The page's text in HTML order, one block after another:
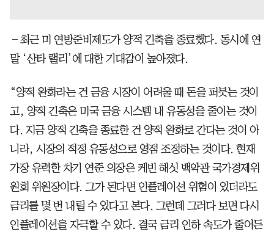
―최근 미 연방준비제도가 양적 긴축을 종료했다. 동시에 연
말 ‘산타 랠리’에 대한 기대감이 높아졌다.
“양적 완화라는 건 금융 시장이 어려울 때 돈을 퍼붓는 것이
고, 양적 긴축은 미국 금융 시스템 내 유동성을 줄이는 것이
다. 지금 양적 긴축을 종료한 건 양적 완화로 간다는 것이 아
니라, 시장의 적정 유동성으로 영점 조정하는 것이다. 현재
가장 유력한 차기 연준 의장은 케빈 해싯 백악관 국가경제위
원회 위원장이다. 그가 된다면 인플레이션 위험이 있더라도
금리를 몇 번 내릴 수 있다고 본다. 그런데 그러다 보면 다시
인플레이션을 자극할 수 있다. 결국 금리 인하 속도가 줄어든